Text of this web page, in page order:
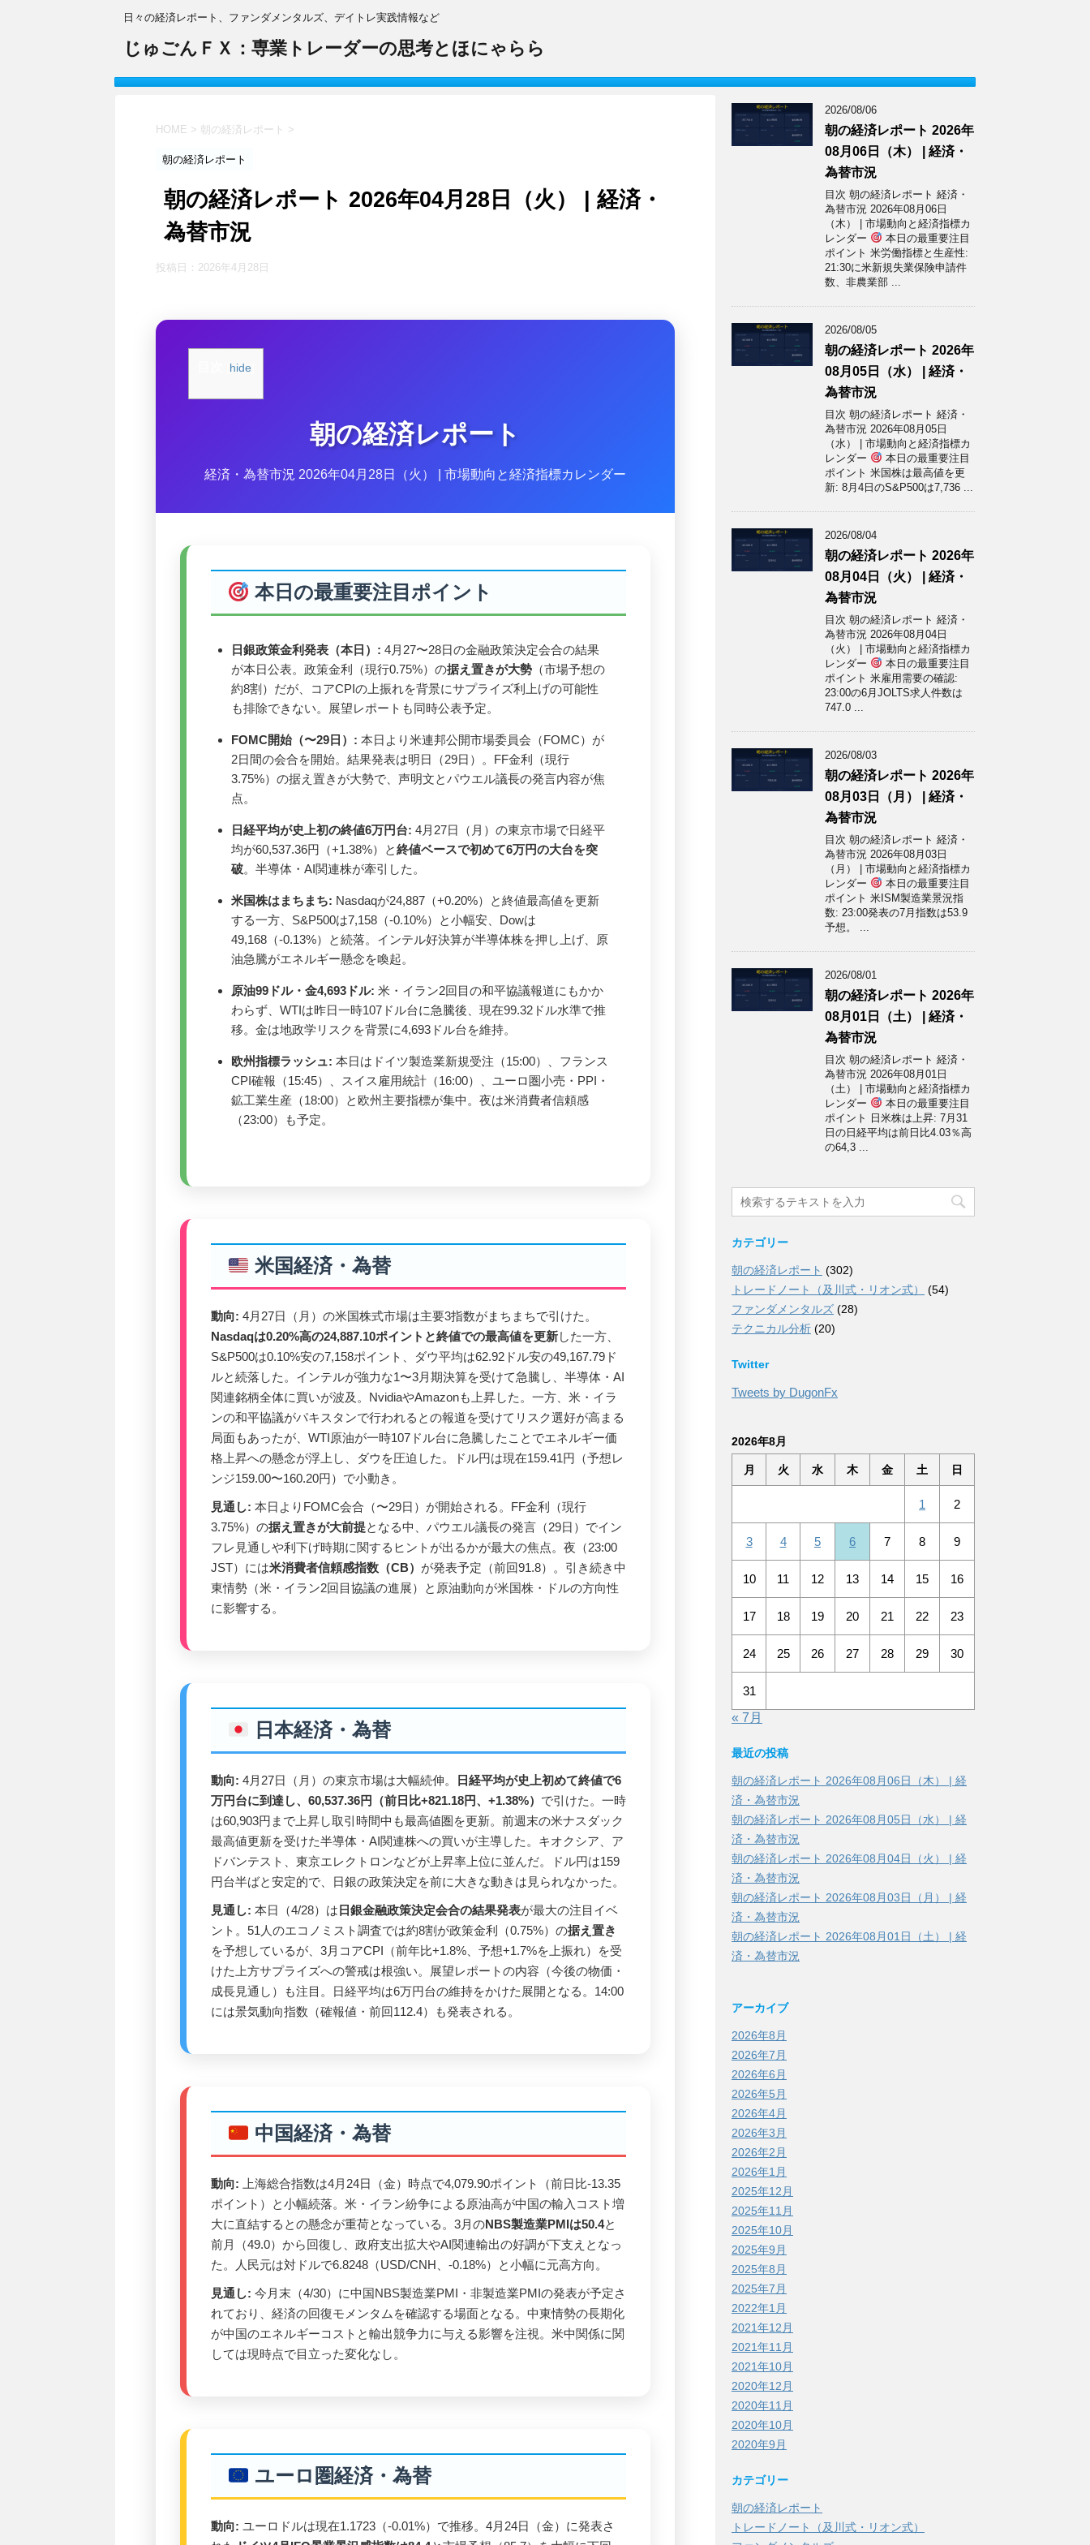
日々の経済レポート、ファンダメンタルズ、デイトレ実践情報など
じゅごんＦＸ：専業トレーダーの思考とほにゃらら
HOME > 朝の経済レポート >
朝の経済レポート
朝の経済レポート 2026年04月28日（火） | 経済・
為替市況
投稿日： 2026年4月28日
hide
朝の経済レポート
経済・為替市況 2026年04月28日（火） | 市場動向と経済指標カレンダー
本日の最重要注目ポイント
日銀政策金利発表（本日）: 4月27〜28日の金融政策決定会合の結果
が本日公表。政策金利（現行0.75%）の据え置きが大勢 （市場予想の
約8割）だが、コアCPIの上振れを背景にサプライズ利上げの可能性
も排除できない。展望レポートも同時公表予定。
FOMC開始（〜29日）: 本日より米連邦公開市場委員会（FOMC）が
2日間の会合を開始。結果発表は明日（29日）。FF金利（現行
3.75%）の据え置きが大勢で、声明文とパウエル議長の発言内容が焦
点。
日経平均が史上初の終値6万円台: 4月27日（月）の東京市場で日経平
均が60,537.36円（+1.38%）と終値ベースで初めて6万円の大台を突
破。半導体・AI関連株が牽引した。
米国株はまちまち: Nasdaqが24,887（+0.20%）と終値最高値を更新
する一方、S&P500は7,158（-0.10%）と小幅安、Dowは
49,168（-0.13%）と続落。インテル好決算が半導体株を押し上げ、原
油急騰がエネルギー懸念を喚起。
原油99ドル・金4,693ドル: 米・イラン2回目の和平協議報道にもかか
わらず、WTIは昨日一時107ドル台に急騰後、現在99.32ドル水準で推
移。金は地政学リスクを背景に4,693ドル台を維持。
欧州指標ラッシュ: 本日はドイツ製造業新規受注（15:00）、フランス
CPI確報（15:45）、スイス雇用統計（16:00）、ユーロ圏小売・PPI・
鉱工業生産（18:00）と欧州主要指標が集中。夜は米消費者信頼感
（23:00）も予定。
米国経済・為替
動向: 4月27日（月）の米国株式市場は主要3指数がまちまちで引けた。
Nasdaqは0.20%高の24,887.10ポイントと終値での最高値を更新した一方、
S&P500は0.10%安の7,158ポイント、ダウ平均は62.92ドル安の49,167.79ド
ルと続落した。インテルが強力な1〜3月期決算を受けて急騰し、半導体・AI
関連銘柄全体に買いが波及。NvidiaやAmazonも上昇した。一方、米・イラ
ンの和平協議がパキスタンで行われるとの報道を受けてリスク選好が高まる
局面もあったが、WTI原油が一時107ドル台に急騰したことでエネルギー価
格上昇への懸念が浮上し、ダウを圧迫した。ドル円は現在159.41円（予想レ
ンジ159.00〜160.20円）で小動き。
見通し: 本日よりFOMC会合（〜29日）が開始される。FF金利（現行
3.75%）の据え置きが大前提となる中、パウエル議長の発言（29日）でイン
フレ見通しや利下げ時期に関するヒントが出るかが最大の焦点。夜（23:00
JST）には米消費者信頼感指数（CB） が発表予定（前回91.8）。引き続き中
東情勢（米・イラン2回目協議の進展）と原油動向が米国株・ドルの方向性
に影響する。
日本経済・為替
動向: 4月27日（月）の東京市場は大幅続伸。
日経平均が史上初めて終値で6
万円台に到達し、60,537.36円（前日比+821.18円、+1.38%） で引けた。一時
は60,903円まで上昇し取引時間中も最高値圏を更新。前週末の米ナスダック
最高値更新を受けた半導体・AI関連株への買いが主導した。キオクシア、ア
ドバンテスト、東京エレクトロンなどが上昇率上位に並んだ。ドル円は159
円台半ばと安定的で、日銀の政策決定を前に大きな動きは見られなかった。
見通し: 本日（4/28）は 日銀金融政策決定会合の結果発表が最大の注目イベ
ント。51人のエコノミスト調査では約8割が政策金利（0.75%）の据え置き
を予想しているが、3月コアCPI（前年比+1.8%、予想+1.7%を上振れ）を受
けた上方サプライズへの警戒は根強い。展望レポートの内容（今後の物価・
成長見通し）も注目。日経平均は6万円台の維持をかけた展開となる。14:00
には景気動向指数（確報値・前回112.4）も発表される。
中国経済・為替
動向: 上海総合指数は4月24日（金）時点で4,079.90ポイント（前日比-13.35
ポイント）と小幅続落。米・イラン紛争による原油高が中国の輸入コスト増
大に直結するとの懸念が重荷となっている。3月のNBS製造業PMIは50.4と
前月（49.0）から回復し、政府支出拡大やAI関連輸出の好調が下支えとなっ
た。人民元は対ドルで6.8248（USD/CNH、-0.18%）と小幅に元高方向。
見通し: 今月末（4/30）に中国NBS製造業PMI・非製造業PMIの発表が予定さ
れており、経済の回復モメンタムを確認する場面となる。中東情勢の長期化
が中国のエネルギーコストと輸出競争力に与える影響を注視。米中関係に関
しては現時点で目立った変化なし。
ユーロ圏経済・為替
動向: ユーロドルは現在1.1723（-0.01%）で推移。4月24日（金）に発表さ
2026/08/06
朝の経済レポート 2026年
08月06日（木） | 経済・
為替市況
目次 朝の経済レポート 経済・
為替市況 2026年08月06日
（木） | 市場動向と経済指標カ
レンダー
本日の最重要注目
ポイント 米労働指標と生産性:
21:30に米新規失業保険申請件
数、非農業部 ...
2026/08/05
朝の経済レポート 2026年
08月05日（水） | 経済・
為替市況
目次 朝の経済レポート 経済・
為替市況 2026年08月05日
（水） | 市場動向と経済指標カ
レンダー
本日の最重要注目
ポイント 米国株は最高値を更
新: 8月4日のS&P500は7,736 ...
2026/08/04
朝の経済レポート 2026年
08月04日（火） | 経済・
為替市況
目次 朝の経済レポート 経済・
為替市況 2026年08月04日
（火） | 市場動向と経済指標カ
レンダー
本日の最重要注目
ポイント 米雇用需要の確認:
23:00の6月JOLTS求人件数は
747.0 ...
2026/08/03
朝の経済レポート 2026年
08月03日（月） | 経済・
為替市況
目次 朝の経済レポート 経済・
為替市況 2026年08月03日
（月） | 市場動向と経済指標カ
レンダー
本日の最重要注目
ポイント 米ISM製造業景況指
数: 23:00発表の7月指数は53.9
予想。 ...
2026/08/01
朝の経済レポート 2026年
08月01日（土） | 経済・
為替市況
目次 朝の経済レポート 経済・
為替市況 2026年08月01日
（土） | 市場動向と経済指標カ
レンダー
本日の最重要注目
ポイント 日米株は上昇: 7月31
日の日経平均は前日比4.03％高
の64,3 ...
カテゴリー
朝の経済レポート (302)
トレードノート（及川式・リオン式）
(54)
ファンダメンタルズ (28)
テクニカル分析 (20)
Twitter
Tweets by DugonFx
2026年8月
月 火 水 木 金 土 日
1 2
3 4 5 6 7 8 9
10 11 12 13 14 15 16
17 18 19 20 21 22 23
24 25 26 27 28 29 30
31
« 7月
最近の投稿
朝の経済レポート 2026年08月06日（木） | 経
済・為替市況
朝の経済レポート 2026年08月05日（水） | 経
済・為替市況
朝の経済レポート 2026年08月04日（火） | 経
済・為替市況
朝の経済レポート 2026年08月03日（月） | 経
済・為替市況
朝の経済レポート 2026年08月01日（土） | 経
済・為替市況
アーカイブ
2026年8月
2026年7月
2026年6月
2026年5月
2026年4月
2026年3月
2026年2月
2026年1月
2025年12月
2025年11月
2025年10月
2025年9月
2025年8月
2025年7月
2022年1月
2021年12月
2021年11月
2021年10月
2020年12月
2020年11月
2020年10月
2020年9月
カテゴリー
朝の経済レポート
トレードノート（及川式・リオン式）